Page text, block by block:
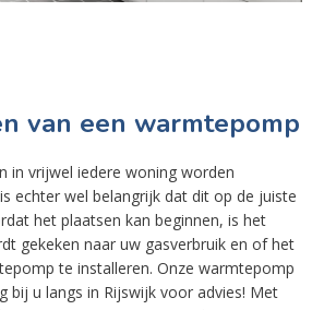
van een warmtepomp
in vrijwel iedere woning worden
echter wel belangrijk dat dit op de juiste
het plaatsen kan beginnen, is het
gekeken naar uw gasverbruik en of het
te installeren. Onze warmtepomp
bij u langs in Rijswijk voor advies! Met